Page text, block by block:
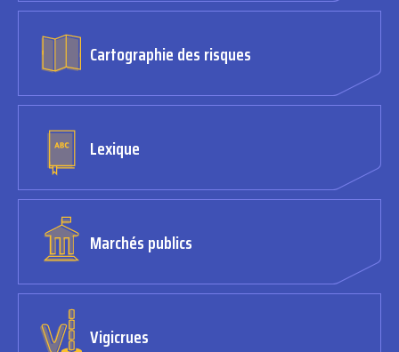
Cartographie des risques
Lexique
Marchés publics
Vigicrues